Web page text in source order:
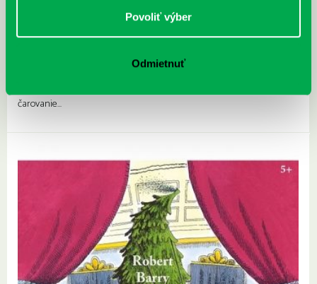
Povoliť výber
Odmietnuť
čarovanie…